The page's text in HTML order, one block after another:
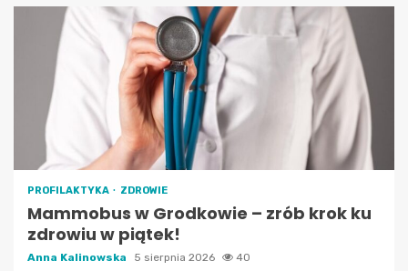
PROFILAKTYKA ZDROWIE
Mammobus w Grodkowie – zrób krok ku
zdrowiu w piątek!
Anna Kalinowska 5 sierpnia 2026 40